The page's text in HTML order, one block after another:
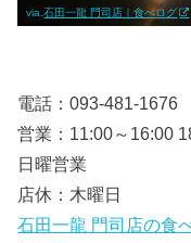
via.石田一龍 門司店｜食べログ
電話：093-481-1676
営業：11:00～16:00
日曜営業
店休：木曜日
石田一龍 門司店の食